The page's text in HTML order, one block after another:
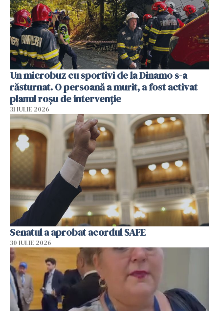
Un microbuz cu sportivi de la Dinamo s-a
răsturnat. O persoană a murit, a fost activat
planul roșu de intervenție
31 IULIE 2026
Senatul a aprobat acordul SAFE
30 IULIE 2026